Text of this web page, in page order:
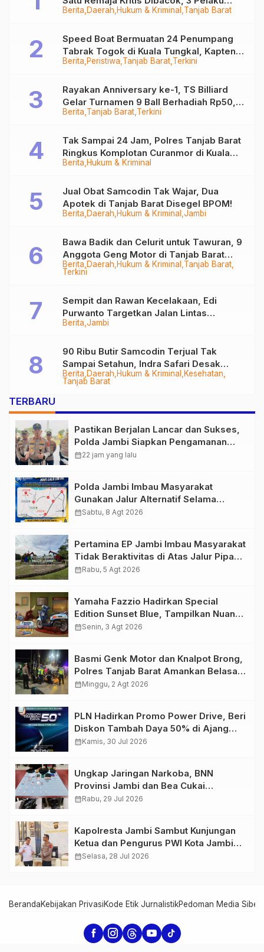
Berita Daerah Hukum & Kriminal Tanjab Barat
Ditangkap
Berita Peristiwa Tanjab Barat Terkini
Speed Boat Bermuatan 24 Penumpang
Tabrak Togok di Kuala Tungkal, Kapten
Sempat Hilang
Berita Tanjab Barat Terkini
Rayakan Anniversary ke-1, TS Billiard
Gelar Turnamen 9 Ball Berhadiah Rp50,8
Juta
Berita Hukum & Kriminal
Tak Sampai 24 Jam, Polres Tanjab Barat
Ringkus Komplotan Curanmor di Kuala
Tungkal
Berita Daerah Hukum & Kriminal Jambi
Jual Obat Samcodin Tak Wajar, Dua
Apotek di Tanjab Barat Disegel BPOM!
Berita Daerah Hukum & Kriminal Tanjab Barat
Terkini
Bawa Badik dan Celurit untuk Tawuran, 9
Anggota Geng Motor di Tanjab Barat
Diringkus
Berita Jambi
Sempit dan Rawan Kecelakaan, Edi
Purwanto Targetkan Jalan Lintas
Tungkal-Jambi Mulus di 2028
Berita Daerah Hukum & Kriminal
Kesehatan
Tanjab Barat
90 Ribu Butir Samcodin Terjual Tak
Sampai Setahun, Indra Safari Desak
Audit Menyeluruh
TERBARU
Pastikan Berjalan Lancar dan Sukses,
Polda Jambi Siapkan Pengamanan
Berlapis untuk 8.750 Pelari, 1.848
calendar_month22 jam yang lalu
Polda Jambi Imbau Masyarakat
Gunakan Jalur Alternatif Selama
Pelaksanaan Presisi Merdeka Run
calendar_monthSabtu, 8 Agt 2026
Pertamina EP Jambi Imbau Masyarakat
Tidak Beraktivitas di Atas Jalur Pipa
Migas Demi Keselamatan Bersama
calendar_monthRabu, 5 Agt 2026
Yamaha Fazzio Hadirkan Special
Edition Sunset Blue, Tampilkan Nuansa
Retro Summer yang Semakin Skena
calendar_monthSenin, 3 Agt 2026
Basmi Genk Motor dan Knalpot Brong,
Polres Tanjab Barat Amankan Belasan
Kendaraan
calendar_monthMinggu, 2 Agt 2026
PLN Hadirkan Promo Power Drive, Beri
Diskon Tambah Daya 50% di Ajang
GIIAS 2026
calendar_monthKamis, 30 Jul 2026
Ungkap Jaringan Narkoba, BNN
Provinsi Jambi dan Bea Cukai
Amankan Sembilan Pelaku beserta
calendar_monthRabu, 29 Jul 2026
Kapolresta Jambi Sambut Kunjungan
Ketua dan Pengurus PWI Kota Jambi
Perkuat Sinergi dan Kolaborasi
calendar_monthSelasa, 28 Jul 2026
BerandaKebijakan PrivasiKode Etik JurnalistikPedoman Media Siber